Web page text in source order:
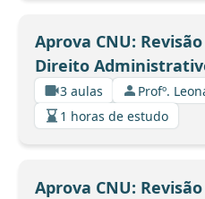
Aprova CNU:
Direito
3 aulas
Profº.
1 horas de estudo
Aprova CNU: